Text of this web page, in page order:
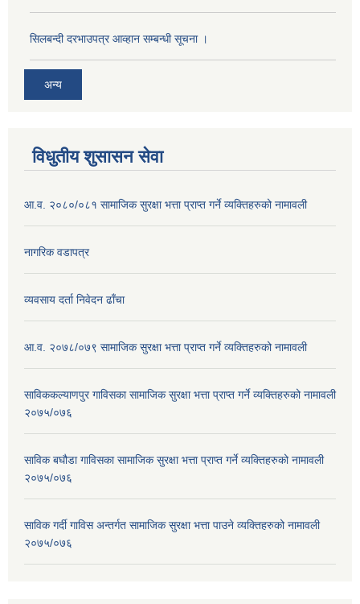
सिलबन्दी दरभाउपत्र आव्हान सम्बन्धी सूचना ।
अन्य
विधुतीय शुसासन सेवा
आ.व. २०८०/०८१ सामाजिक सुरक्षा भत्ता प्राप्त गर्ने व्यक्तिहरुको नामावली
नागरिक वडापत्र
व्यवसाय दर्ता निवेदन ढाँचा
आ.व. २०७८/०७९ सामाजिक सुरक्षा भत्ता प्राप्त गर्ने व्यक्तिहरुको नामावली
साविककल्याणपुर गाविसका सामाजिक सुरक्षा भत्ता प्राप्त गर्ने व्यक्तिहरुको नामावली
२०७५/०७६
साविक बघौडा गाविसका सामाजिक सुरक्षा भत्ता प्राप्त गर्ने व्यक्तिहरुको नामावली
२०७५/०७६
साविक गर्दी गाविस अन्तर्गत सामाजिक सुरक्षा भत्ता पाउने व्यक्तिहरुको नामावली
२०७५/०७६